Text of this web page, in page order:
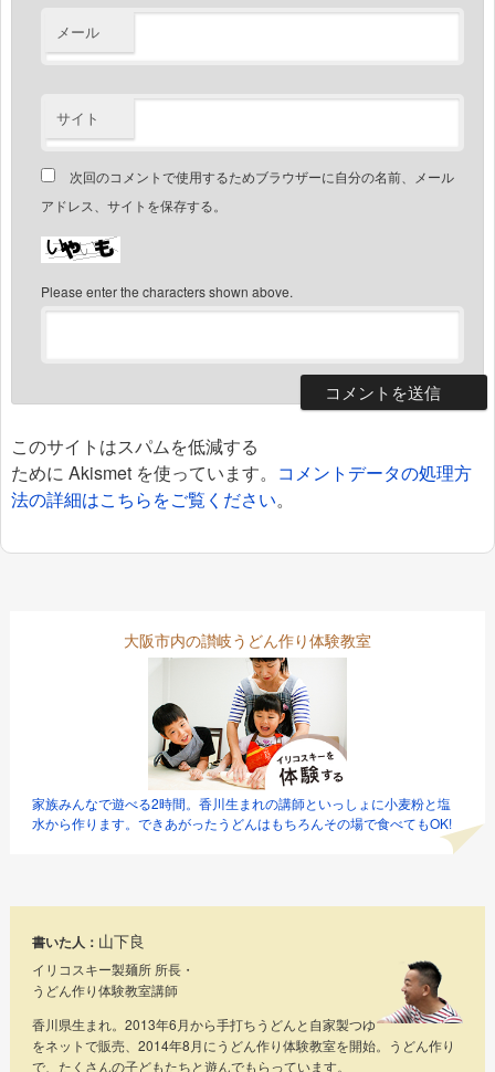
メール
サイト
次回のコメントで使用するためブラウザーに自分の名前、メール
アドレス、サイトを保存する。
Please enter the characters shown above.
このサイトはスパムを低減する
ために Akismet を使っています。 コメントデータの処理方
法の詳細はこちらをご覧ください。
大阪市内の讃岐うどん作り体験教室
家族みんなで遊べる2時間。香川生まれの講師といっしょに小麦粉と塩
水から作ります。できあがったうどんはもちろんその場で食べてもOK!
書いた人： 山下良
イリコスキー製麺所 所長・
うどん作り体験教室講師
香川県生まれ。2013年6月から手打ちうどんと自家製つゆ
をネットで販売、2014年8月にうどん作り体験教室を開始。うどん作り
で、たくさんの子どもたちと遊んでもらっています。